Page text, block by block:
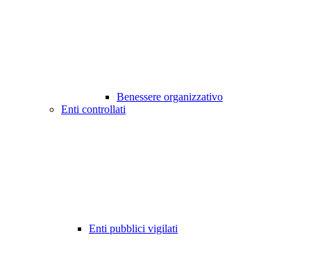
Benessere organizzativo
Enti controllati
Enti pubblici vigilati